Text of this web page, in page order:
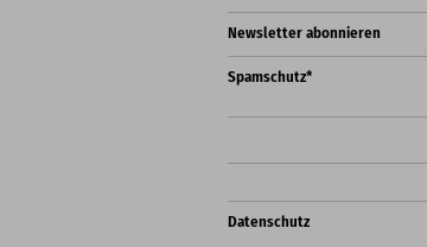
Newsletter abonnieren
Spamschutz*
Datenschutz